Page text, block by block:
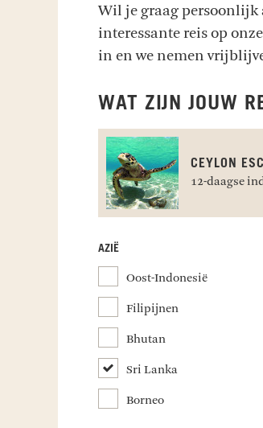
Wil je graag persoonlijk
interessante reis op
in en we nemen
WAT ZIJN JOUW
CEYLON
12-daagse
AZIË
Oost-Indonesië
Filipijnen
Bhutan
Sri Lanka
Borneo